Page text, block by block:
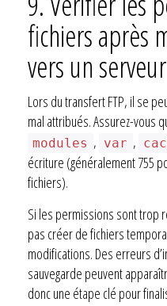
fichiers après
vers un
Lors du transfert FTP, il se
mal attribués. Assurez-vous
modules , var ,
écriture (généralement 755
fichiers).
Si les permissions sont trop
pas créer de fichiers
modifications. Des erreurs
sauvegarde peuvent
donc une étape clé pour